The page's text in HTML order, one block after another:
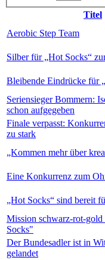
Titel
Aerobic Step Team
Silber für „Hot Socks“
Bleibende Eindrücke für
Seriensieger Bommern:
schon aufgegeben
Finale verpasst:
zu stark
„Kommen mehr über
Eine Konkurrenz zum
„Hot Socks“ sind bereit
Mission schwarz-rot-
Socks"
Der Bundesadler ist in
gelandet